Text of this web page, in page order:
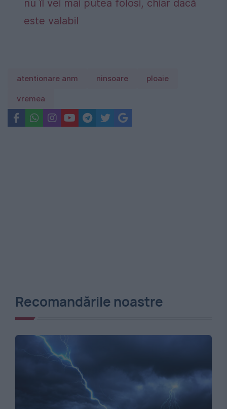
nu îl vei mai putea folosi, chiar dacă
este valabil
atentionare anm ninsoare ploaie
vremea
Recomandările noastre